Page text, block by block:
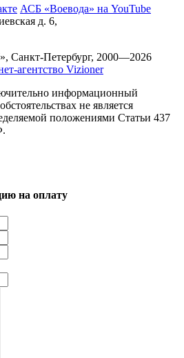
АСБ «Воевода» на YouTube
д. 6,
Петербург, 2000—2026
агентство Vizioner
информационный
не является
положениями Статьи 437
на оплату